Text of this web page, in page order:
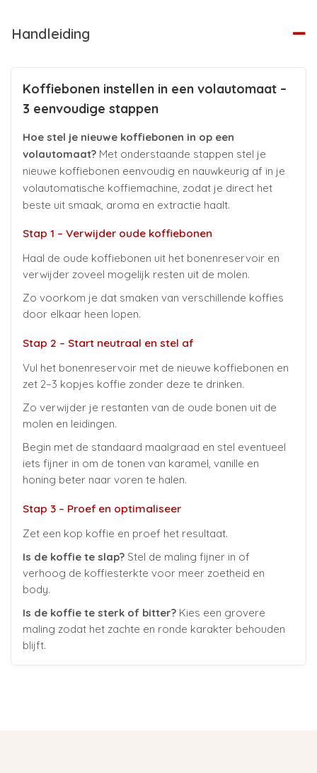
Handleiding
Koffiebonen instellen in een volautomaat –
3 eenvoudige stappen
Hoe stel je nieuwe koffiebonen in op een
volautomaat? Met onderstaande stappen stel je
nieuwe koffiebonen eenvoudig en nauwkeurig af in je
volautomatische koffiemachine, zodat je direct het
beste uit smaak, aroma en extractie haalt.
Stap 1 – Verwijder oude koffiebonen
Haal de oude koffiebonen uit het bonenreservoir en
verwijder zoveel mogelijk resten uit de molen.
Zo voorkom je dat smaken van verschillende koffies
door elkaar heen lopen.
Stap 2 – Start neutraal en stel af
Vul het bonenreservoir met de nieuwe koffiebonen en
zet 2–3 kopjes koffie zonder deze te drinken.
Zo verwijder je restanten van de oude bonen uit de
molen en leidingen.
Begin met de standaard maalgraad en stel eventueel
iets fijner in om de tonen van karamel, vanille en
honing beter naar voren te halen.
Stap 3 – Proef en optimaliseer
Zet een kop koffie en proef het resultaat.
Is de koffie te slap? Stel de maling fijner in of
verhoog de koffiesterkte voor meer zoetheid en
body.
Is de koffie te sterk of bitter? Kies een grovere
maling zodat het zachte en ronde karakter behouden
blijft.